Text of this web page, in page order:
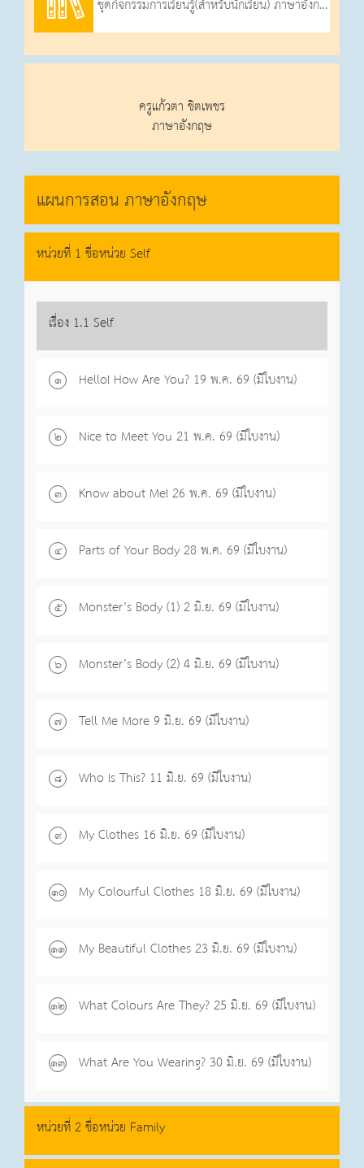
ชุดกิจกรรมการเรียนรู้(สำหรับนักเรียน) ภาษาอังกฤษ ป.2
ครูแก้วตา ชิตเพชร
ภาษาอังกฤษ
แผนการสอน ภาษาอังกฤษ
หน่วยที่ 1 ชื่อหน่วย Self
เรื่อง 1.1 Self
๑ Hello! How Are You? 19 พ.ค. 69 (มีใบงาน)
๒ Nice to Meet You 21 พ.ค. 69 (มีใบงาน)
๓ Know about Me! 26 พ.ค. 69 (มีใบงาน)
๔ Parts of Your Body 28 พ.ค. 69 (มีใบงาน)
๕ Monster’s Body (1) 2 มิ.ย. 69 (มีใบงาน)
๖ Monster’s Body (2) 4 มิ.ย. 69 (มีใบงาน)
๗ Tell Me More 9 มิ.ย. 69 (มีใบงาน)
๘ Who Is This? 11 มิ.ย. 69 (มีใบงาน)
๙ My Clothes 16 มิ.ย. 69 (มีใบงาน)
๑o My Colourful Clothes 18 มิ.ย. 69 (มีใบงาน)
๑๑ My Beautiful Clothes 23 มิ.ย. 69 (มีใบงาน)
๑๒ What Colours Are They? 25 มิ.ย. 69 (มีใบงาน)
๑๓ What Are You Wearing? 30 มิ.ย. 69 (มีใบงาน)
หน่วยที่ 2 ชื่อหน่วย Family